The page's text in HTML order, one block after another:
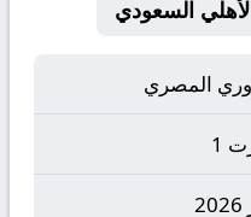
المصري
1